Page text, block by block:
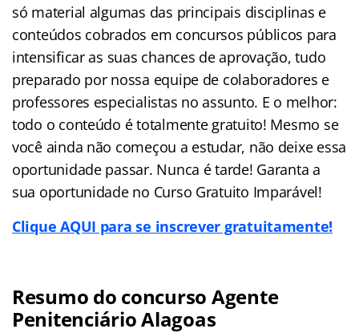
só material algumas das principais disciplinas e
conteúdos cobrados em concursos públicos para
intensificar as suas chances de aprovação, tudo
preparado por nossa equipe de colaboradores e
professores especialistas no assunto. E o melhor:
todo o conteúdo é totalmente gratuito! Mesmo se
você ainda não começou a estudar, não deixe essa
oportunidade passar. Nunca é tarde! Garanta a
sua oportunidade no Curso Gratuito Imparável!
Clique AQUI para se inscrever gratuitamente!
Resumo do concurso Agente
Penitenciário Alagoas